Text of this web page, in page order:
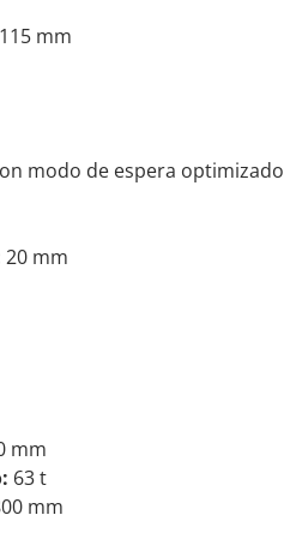
mm
modo de espera optimizado
20 mm
mm
63 t
mm